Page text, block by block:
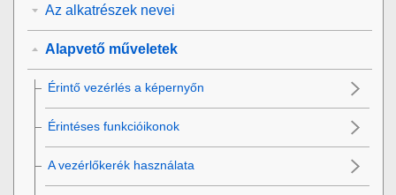
Az alkatrészek nevei
Alapvető műveletek
Érintő vezérlés a képernyőn
Érintéses funkcióikonok
A vezérlőkerék használata